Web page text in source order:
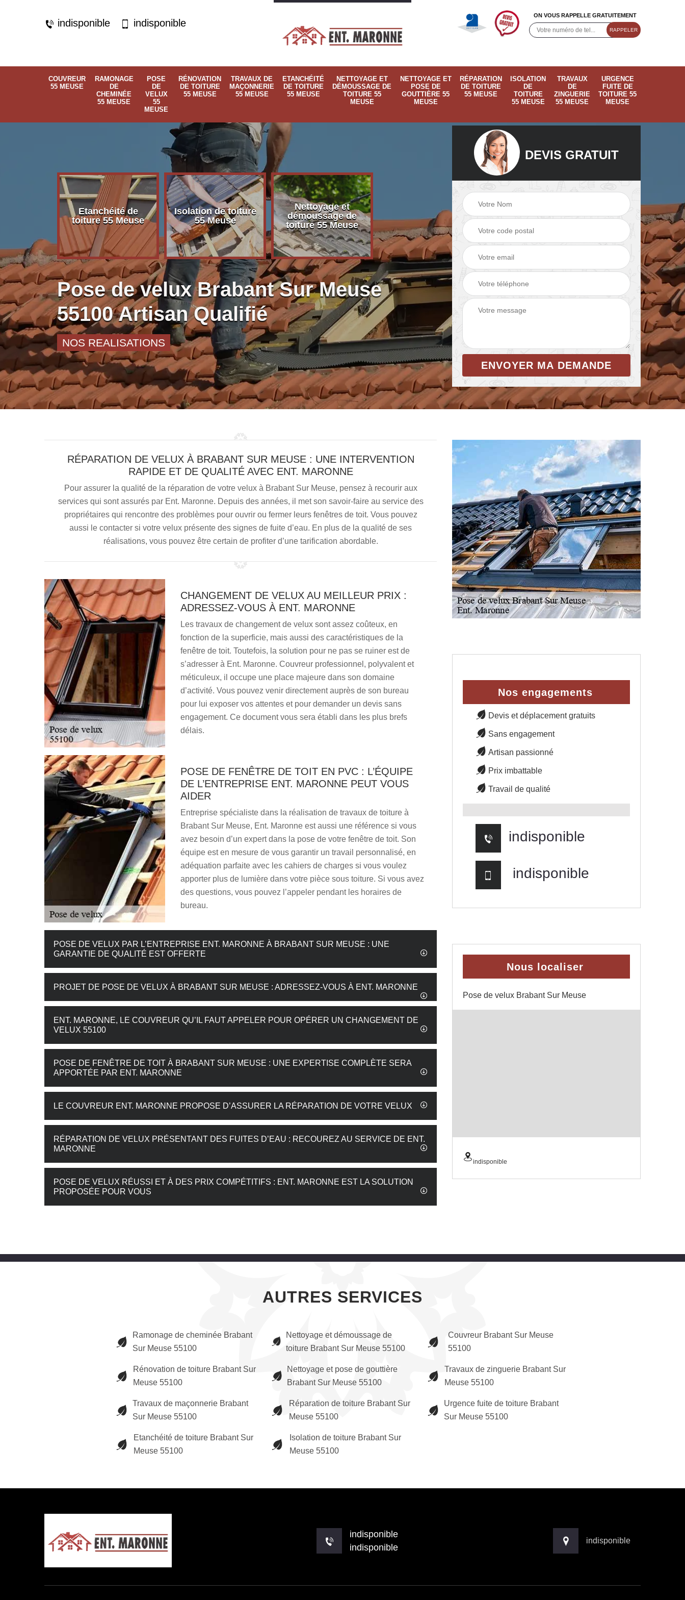
indisponible indisponible
ON VOUS RAPPELLE GRATUITEMENT
COUVREUR
55 MEUSE
RAMONAGE
DE
CHEMINÉE
55 MEUSE
POSE
DE
VELUX
55
MEUSE
RÉNOVATION
DE TOITURE
55 MEUSE
TRAVAUX DE
MAÇONNERIE
55 MEUSE
ETANCHÉITÉ
DE TOITURE
55 MEUSE
NETTOYAGE ET
DÉMOUSSAGE DE
TOITURE 55
MEUSE
NETTOYAGE ET
POSE DE
GOUTTIÈRE 55
MEUSE
RÉPARATION
DE TOITURE
55 MEUSE
ISOLATION
DE
TOITURE
55 MEUSE
TRAVAUX
DE
ZINGUERIE
55 MEUSE
URGENCE
FUITE DE
TOITURE 55
MEUSE
Etanchéité de
toiture 55 Meuse
Isolation de toiture
55 Meuse
Nettoyage et
démoussage de
toiture 55 Meuse
Nettoyage et pose
de gouttière 55
Meuse
Meuse
Ramonage de
cheminée 55
Pose de velux Brabant Sur Meuse
55100 Artisan Qualifié
NOS REALISATIONS
DEVIS GRATUIT
RÉPARATION DE VELUX À BRABANT SUR MEUSE : UNE INTERVENTION
RAPIDE ET DE QUALITÉ AVEC ENT. MARONNE
Pour assurer la qualité de la réparation de votre velux à Brabant Sur Meuse, pensez à recourir aux
services qui sont assurés par Ent. Maronne. Depuis des années, il met son savoir-faire au service des
propriétaires qui rencontre des problèmes pour ouvrir ou fermer leurs fenêtres de toit. Vous pouvez
aussi le contacter si votre velux présente des signes de fuite d’eau. En plus de la qualité de ses
réalisations, vous pouvez être certain de profiter d’une tarification abordable.
CHANGEMENT DE VELUX AU MEILLEUR PRIX :
ADRESSEZ-VOUS À ENT. MARONNE
Les travaux de changement de velux sont assez coûteux, en
fonction de la superficie, mais aussi des caractéristiques de la
fenêtre de toit. Toutefois, la solution pour ne pas se ruiner est de
s’adresser à Ent. Maronne. Couvreur professionnel, polyvalent et
méticuleux, il occupe une place majeure dans son domaine
d’activité. Vous pouvez venir directement auprès de son bureau
pour lui exposer vos attentes et pour demander un devis sans
engagement. Ce document vous sera établi dans les plus brefs
délais.
POSE DE FENÊTRE DE TOIT EN PVC : L’ÉQUIPE
DE L’ENTREPRISE ENT. MARONNE PEUT VOUS
AIDER
Entreprise spécialiste dans la réalisation de travaux de toiture à
Brabant Sur Meuse, Ent. Maronne est aussi une référence si vous
avez besoin d’un expert dans la pose de votre fenêtre de toit. Son
équipe est en mesure de vous garantir un travail personnalisé, en
adéquation parfaite avec les cahiers de charges si vous voulez
apporter plus de lumière dans votre pièce sous toiture. Si vous avez
des questions, vous pouvez l’appeler pendant les horaires de
bureau.
POSE DE VELUX PAR L’ENTREPRISE ENT. MARONNE À BRABANT SUR MEUSE : UNE
GARANTIE DE QUALITÉ EST OFFERTE
PROJET DE POSE DE VELUX À BRABANT SUR MEUSE : ADRESSEZ-VOUS À ENT. MARONNE
ENT. MARONNE, LE COUVREUR QU’IL FAUT APPELER POUR OPÉRER UN CHANGEMENT DE
VELUX 55100
POSE DE FENÊTRE DE TOIT À BRABANT SUR MEUSE : UNE EXPERTISE COMPLÈTE SERA
APPORTÉE PAR ENT. MARONNE
LE COUVREUR ENT. MARONNE PROPOSE D’ASSURER LA RÉPARATION DE VOTRE VELUX
RÉPARATION DE VELUX PRÉSENTANT DES FUITES D’EAU : RECOUREZ AU SERVICE DE ENT.
MARONNE
POSE DE VELUX RÉUSSI ET À DES PRIX COMPÉTITIFS : ENT. MARONNE EST LA SOLUTION
PROPOSÉE POUR VOUS
Nos engagements
Devis et déplacement gratuits
Sans engagement
Artisan passionné
Prix imbattable
Travail de qualité
indisponible
indisponible
Nous localiser
Pose de velux Brabant Sur Meuse
indisponible
AUTRES SERVICES
Ramonage de cheminée Brabant
Sur Meuse 55100
Rénovation de toiture Brabant Sur
Meuse 55100
Travaux de maçonnerie Brabant
Sur Meuse 55100
Etanchéité de toiture Brabant Sur
Meuse 55100
Nettoyage et démoussage de
toiture Brabant Sur Meuse 55100
Nettoyage et pose de gouttière
Brabant Sur Meuse 55100
Réparation de toiture Brabant Sur
Meuse 55100
Isolation de toiture Brabant Sur
Meuse 55100
Couvreur Brabant Sur Meuse
55100
Travaux de zinguerie Brabant Sur
Meuse 55100
Urgence fuite de toiture Brabant
Sur Meuse 55100
indisponible
indisponible
indisponible